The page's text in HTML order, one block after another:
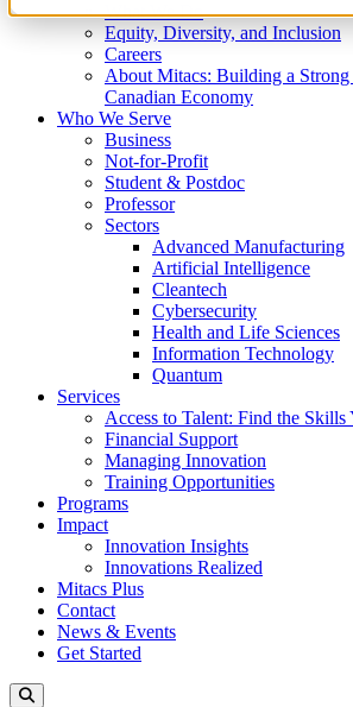
What We Do
Equity, Diversity, and Inclusion
Careers
About Mitacs: Building a Strong
Canadian Economy
Who We Serve
Business
Not-for-Profit
Student & Postdoc
Professor
Sectors
Advanced Manufacturing
Artificial Intelligence
Cleantech
Cybersecurity
Health and Life Sciences
Information Technology
Quantum
Services
Access to Talent: Find the
Financial Support
Managing Innovation
Training Opportunities
Programs
Impact
Innovation Insights
Innovations Realized
Mitacs Plus
Contact
News & Events
Get Started